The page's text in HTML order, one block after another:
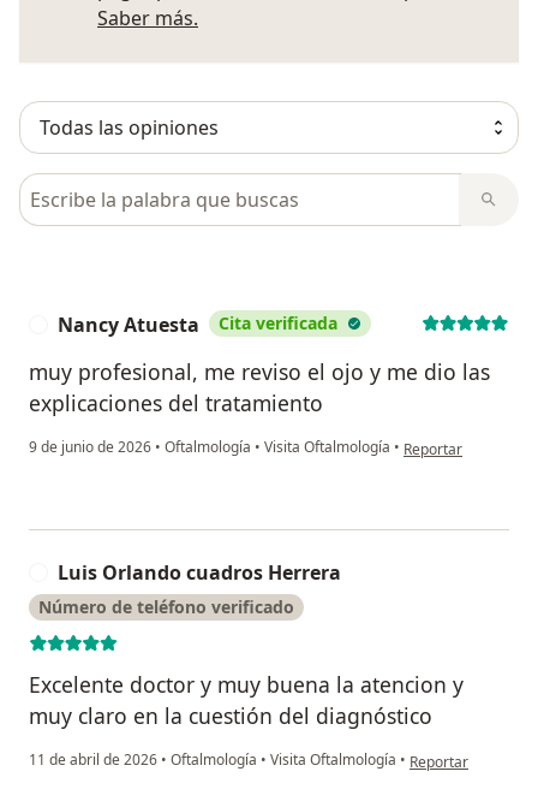
Saber más.
Busca en opiniones
Nancy Atuesta Cita verificada
muy profesional, me reviso el ojo y me dio las
explicaciones del tratamiento
9 de junio de 2026 • Oftalmología • Visita Oftalmología • en opinión del
Reportar
Luis Orlando cuadros Herrera
Número de teléfono verificado
Excelente doctor y muy buena la atencion y
muy claro en la cuestión del diagnóstico
11 de abril de 2026 • Oftalmología • Visita Oftalmología • en opinión del
Reportar